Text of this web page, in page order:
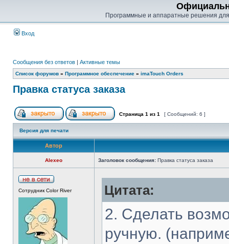
Программные и аппаратные решения
Вход
Сообщения без ответов | Активные темы
Список форумов » Программное обеспечение » imaTouch Orders
Правка статуса заказа
Страница 1 из 1 [ Сообщений: 6 ]
Версия для печати
Автор
Alexeo Заголовок сообщения: Правка статуса заказа
Сотрудник Color River Цитата:
2. Сделать
ручную.